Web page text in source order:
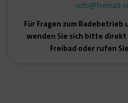
info@freibad-
Für Fragen zum Badebetrieb
wenden Sie sich bitte
Freibad oder rufen